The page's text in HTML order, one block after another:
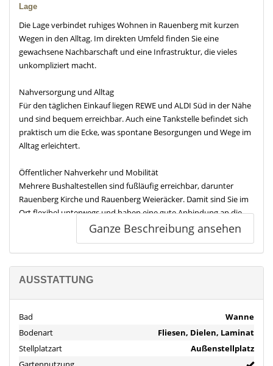
Lage
Die Lage verbindet ruhiges Wohnen in Rauenberg mit kurzen
Wegen in den Alltag. Im direkten Umfeld finden Sie eine
gewachsene Nachbarschaft und eine Infrastruktur, die vieles
unkompliziert macht.
Nahversorgung und Alltag
Für den täglichen Einkauf liegen REWE und ALDI Süd in der Nähe
und sind bequem erreichbar. Auch eine Tankstelle befindet sich
praktisch um die Ecke, was spontane Besorgungen und Wege im
Alltag erleichtert.
Öffentlicher Nahverkehr und Mobilität
Mehrere Bushaltestellen sind fußläufig erreichbar, darunter
Rauenberg Kirche und Rauenberg Weieräcker. Damit sind Sie im
Ort flexibel unterwegs und haben eine gute Anbindung an die
umliegenden Bereiche. Für die individuelle Mobilität ist die
wenigen Minuten mit dem Auto erreichbar. Für weiter entfernte
Ziele bietet sich der Bahnhof Wiesloch Walldorf in der Nähe an.
Die nächstgelegenen Flughäfen Frankfurt, Stuttgart sowie
Freizeit und Erholung
Für Auszeiten im Grünen liegen mehrere Parkanlagen in der
Nähe, darunter der Schlosspark sowie der Rauenberger Tierpark.
Sportlich Aktive profitieren von kurzen Wegen zur
Ganze Beschreibung ansehen
AUSSTATTUNG
Bad
Wanne
Bodenart
Fliesen, Dielen, Laminat
Stellplatzart
Außenstellplatz